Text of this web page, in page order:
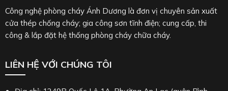
Công nghệ phòng cháy Ánh Dương là đơn vị chuyên sản xuất
cửa thép chống cháy; gia công sơn tĩnh điện; cung cấp, thi
công & lắp đặt hệ thống phòng cháy chữa cháy.
LIÊN HỆ VỚI CHÚNG TÔI